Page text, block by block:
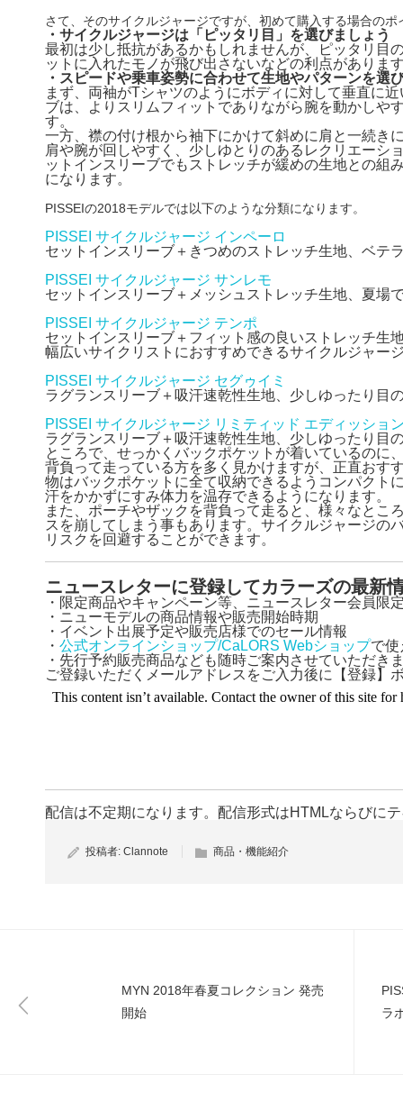
さて、そのサイクルジャージですが、初めて購入する場合の
・サイクルジャージは「ピッタリ目」を選びましょう
最初は少し抵抗があるかもしれませんが、ピッタリ目
ットに入れたモノが飛び出さないなどの利点がありま
・スピードや乗車姿勢に合わせて生地やパターンを選
まず、両袖がTシャツのようにボディに対して垂直に
ブは、よりスリムフィットでありながら腕を動かしや
す。
一方、襟の付け根から袖下にかけて斜めに肩と一続き
肩や腕が回しやすく、少しゆとりのあるレクリエーシ
ットインスリーブでもストレッチが緩めの生地との組
になります。
PISSEIの2018モデルでは以下のような分類になります。
PISSEI サイクルジャージ インペーロ
セットインスリーブ＋きつめのストレッチ生地、ベテ
PISSEI サイクルジャージ サンレモ
セットインスリーブ＋メッシュストレッチ生地、夏場
PISSEI サイクルジャージ テンポ
セットインスリーブ＋フィット感の良いストレッチ生
幅広いサイクリストにおすすめできるサイクルジャー
PISSEI サイクルジャージ セグゥイミ
ラグランスリーブ＋吸汗速乾性生地、少しゆったり目
PISSEI サイクルジャージ リミティッド エディッショ
ラグランスリーブ＋吸汗速乾性生地、少しゆったり目
ところで、せっかくバックポケットが着いているのに
背負って走っている方を多く見かけますが、正直おす
物はバックポケットに全て収納できるようコンパクト
汗をかかずにすみ体力を温存できるようになります。
また、ポーチやザックを背負って走ると、様々なとこ
スを崩してしまう事もあります。サイクルジャージの
リスクを回避することができます。
ニュースレターに登録してカラーズの最新
・限定商品やキャンペーン等、ニュースレター会員限
・ニューモデルの商品情報や販売開始時期
・イベント出展予定や販売店様でのセール情報
・ 公式オンラインショップ/CaLORS Webショップで使
・先行予約販売商品なども随時ご案内させていただき
ご登録いただくメールアドレスをご入力後に【登録】
配信は不定期になります。配信形式はHTMLならびに
投稿者: Clannote 商品・機能紹介
MYN 2018年春夏コレクション 発売
開始
ラ